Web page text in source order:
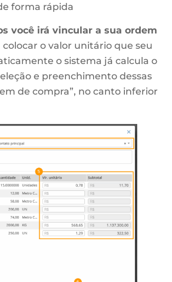
forma rápida
você irá vincular a sua ordem
colocar o valor unitário que seu
o sistema já calcula o
e preenchimento dessas
de compra”, no canto inferior